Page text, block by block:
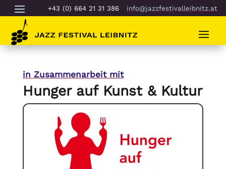
+43 (0) 664 21 31 386 info@jazzfestivalleibnitz.at
in Zusammenarbeit mit
Hunger auf Kunst & Kultur